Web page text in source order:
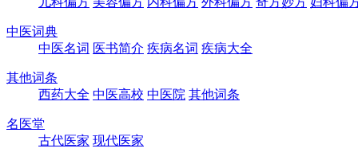
中医词典
中医名词 医书简介 疾病名词 疾病大全
其他词条
西药大全 中医高校 中医院 其他词条
名医堂
古代医家 现代医家